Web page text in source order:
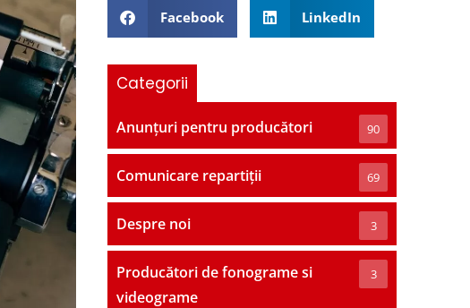
Facebook LinkedIn
Categorii
Anunțuri pentru producători 90
Comunicare repartiții 69
Despre noi 3
Producători de fonograme si
videograme
3